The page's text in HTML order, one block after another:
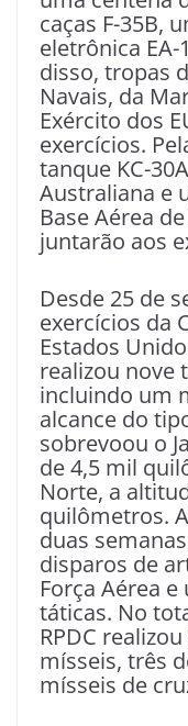
caças F-35B,
eletrônica EA-
disso, tropas
Navais, da
Exército dos
exercícios.
tanque KC-
Australiana e
Base Aérea
juntarão aos
Desde 25 de
exercícios da
Estados
realizou nove
incluindo um
alcance do
sobrevoou o
de 4,5 mil
Norte, a
quilômetros.
duas
disparos de
Força Aérea
táticas. No
RPDC
mísseis, três
mísseis de